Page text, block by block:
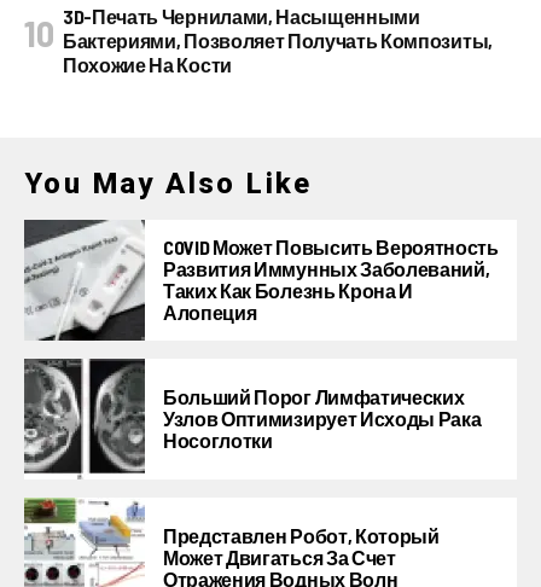
3D-Печать Чернилами, Насыщенными
Бактериями, Позволяет Получать Композиты,
Похожие На Кости
You May Also Like
COVID Может Повысить Вероятность
Развития Иммунных Заболеваний,
Таких Как Болезнь Крона И
Алопеция
Больший Порог Лимфатических
Узлов Оптимизирует Исходы Рака
Носоглотки
Представлен Робот, Который
Может Двигаться За Счет
Отражения Водных Волн